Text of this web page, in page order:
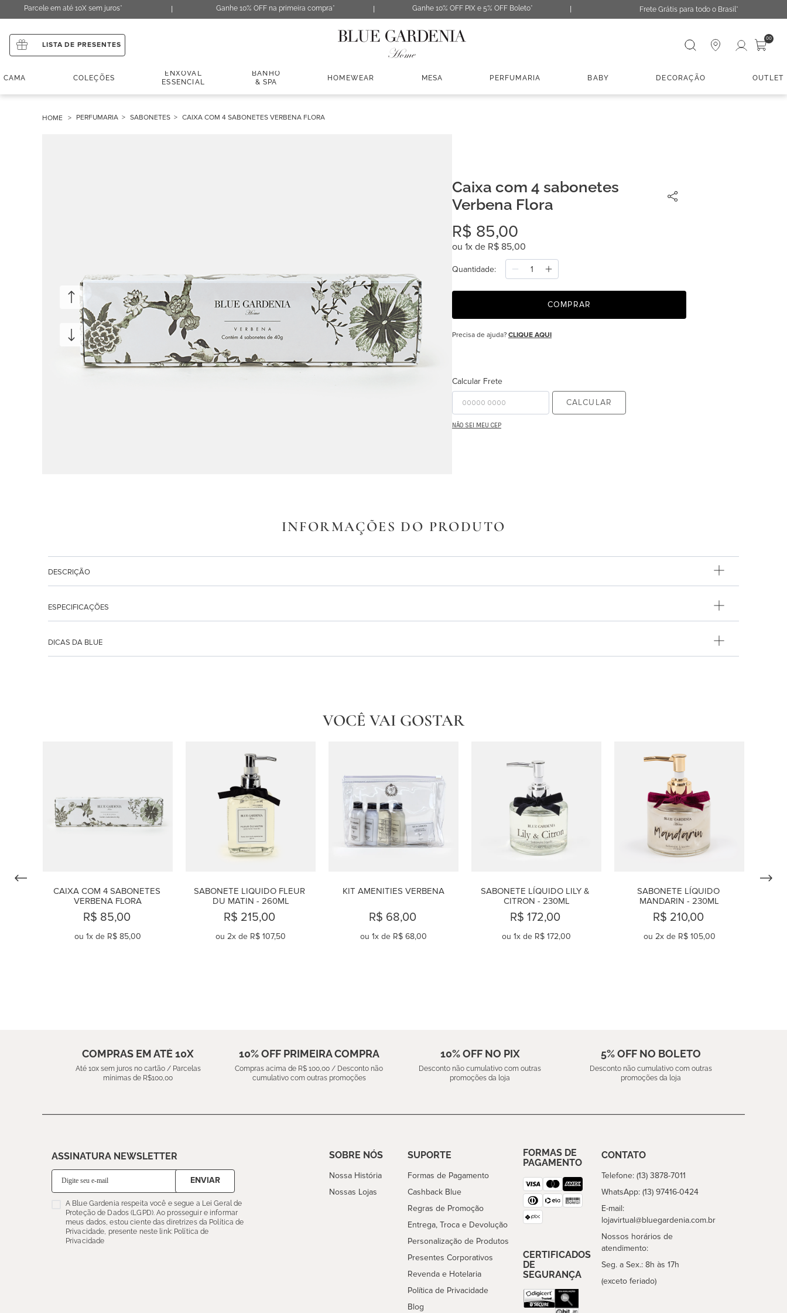
Parcele em até 10X sem juros* Ganhe 10% OFF na primeira compra* Ganhe 10% OFF PIX e 5% OFF Boleto* Frete Grátis para todo o Brasil*
LISTA DE PRESENTES
Digite sua busca 00
CAMA COLEÇÕES
ENXOVAL
ESSENCIAL
BANHO
& SPA
HOMEWEAR MESA PERFUMARIA BABY DECORAÇÃO OUTLET
PERFUMARIA SABONETES CAIXA COM 4 SABONETES VERBENA FLORA
Caixa com 4 sabonetes
Verbena Flora
R$ 85,00
ou 1x de R$ 85,00
Quantidade
COMPRAR
Precisa de ajuda? CLIQUE AQUI
Calcular Frete
CALCULAR
NÃO SEI MEU CEP
INFORMAÇÕES DO PRODUTO
DESCRIÇÃO
ESPECIFICAÇÕES
DICAS DA BLUE
VOCÊ VAI GOSTAR
CAIXA COM 4 SABONETES
VERBENA FLORA
R$ 85,00
ou 1x de R$ 85,00
SABONETE LIQUIDO FLEUR
DU MATIN - 260ML
R$ 215,00
ou 2x de R$ 107,50
KIT AMENITIES VERBENA
R$ 68,00
ou 1x de R$ 68,00
SABONETE LÍQUIDO LILY &
CITRON - 230ML
R$ 172,00
ou 1x de R$ 172,00
SABONETE LÍQUIDO
MANDARIN - 230ML
R$ 210,00
ou 2x de R$ 105,00
COMPRAS EM ATÉ 10X
Até 10x sem juros no cartão / Parcelas
mínimas de R$100,00
10% OFF PRIMEIRA COMPRA
Compras acima de R$ 100,00 / Desconto não
cumulativo com outras promoções
10% OFF NO PIX
Desconto não cumulativo com outras
promoções da loja
5% OFF NO BOLETO
Desconto não cumulativo com outras
promoções da loja
ASSINATURA NEWSLETTER
ENVIAR
A Blue Gardenia respeita você e segue a Lei Geral de
Proteção de Dados (LGPD). Ao prosseguir e informar
meus dados, estou ciente das diretrizes da Política de
Privacidade, presente neste link: Política de
Privacidade
SOBRE NÓS
Nossa História
Nossas Lojas
SUPORTE
Formas de Pagamento
Cashback Blue
Regras de Promoção
Entrega, Troca e Devolução
Personalização de Produtos
Presentes Corporativos
Revenda e Hotelaria
Política de Privacidade
Blog
FORMAS DE
PAGAMENTO
CERTIFICADOS
DE
SEGURANÇA
CONTATO
Telefone: (13) 3878-7011
WhatsApp: (13) 97416-0424
E-mail:
lojavirtual@bluegardenia.com.br
Nossos horários de
atendimento:
Seg. a Sex.: 8h às 17h
(exceto feriado)